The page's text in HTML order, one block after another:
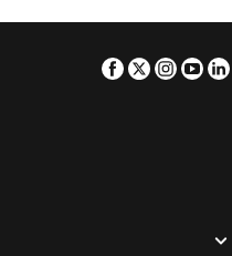
Inglaterra Hotéis
Inglaterra Hotéis
Facebook
Twitter